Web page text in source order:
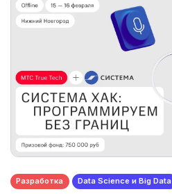
Разработка Data Science и Big Data